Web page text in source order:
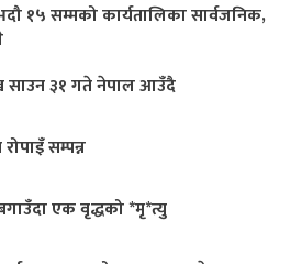
१५ सम्मको कार्यतालिका सार्वजनिक,
साउन ३१ गते नेपाल आउँदै
सम्पन्न
एक वृद्धको *मृ*त्यु